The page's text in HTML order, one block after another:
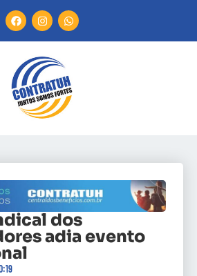
dos
adia evento